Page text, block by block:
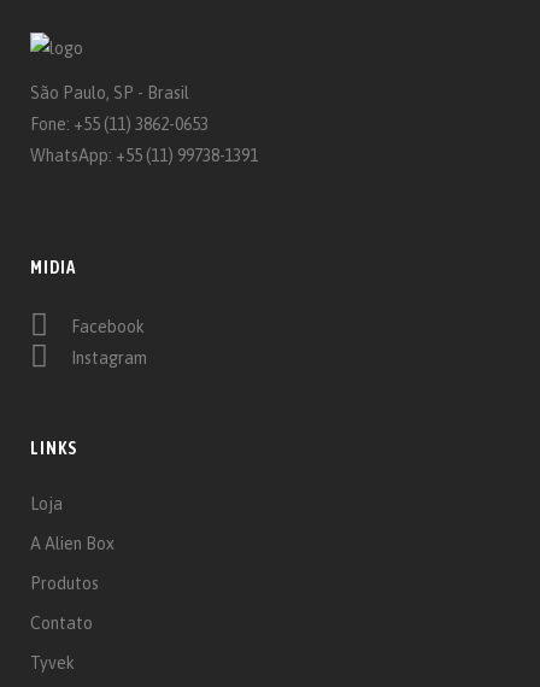
São Paulo, SP - Brasil
Fone: +55 (11) 3862-0653
WhatsApp: +55 (11) 99738-1391‬
MIDIA
Facebook
Instagram
LINKS
Loja
A Alien Box
Produtos
Contato
Tyvek